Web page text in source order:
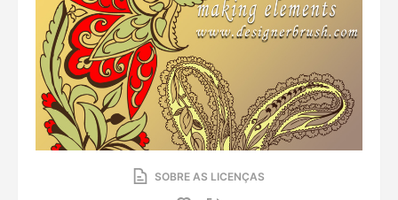
SOBRE AS LICENÇAS